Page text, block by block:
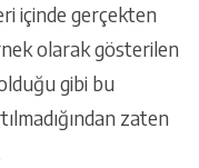
içinde gerçekten
olarak gösterilen
gibi bu
zaten